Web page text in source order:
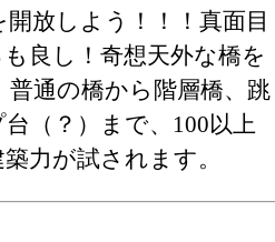
放しよう！！！真面目
良し！奇想天外な橋を
普通の橋から階層橋、跳
（？）まで、100以上
力が試されます。